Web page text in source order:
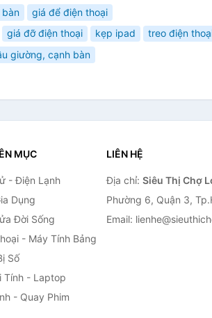
bàn
giá để điện thoại
giá đỡ điện thoại kẹp ipad
treo điện
giường, cạnh bàn
MỤC
- Điện Lạnh
Dụng
Đời Sống
- Máy Tính Bảng
Số
Tính - Laptop
- Quay Phim
LIÊN HỆ
Địa chỉ: Siêu Thị Chợ
Phường 6, Quận 3,
Email: